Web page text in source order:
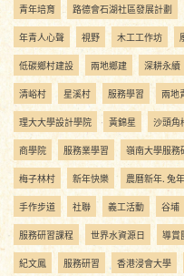
青年培育 路德會石湖社區發展計劃
年青人心聲 視野 木工工作坊
低碳鄉村建設 兩地鄉建 深耕永續
清峪村 星溪村 服務學習 兩地
理大大學設計學院 黃錦星 沙頭角
商學院 服務業學習 嶺南大學服務
梅子林村 新年快樂 農曆新年. 兔年
手作步道 社聯 義工活動 谷埔
服務研習課程 世界水資源日 導賞
紀文鳳 服務研習 香港浸會大學